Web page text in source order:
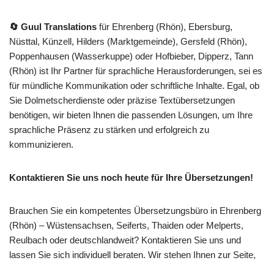
🔄 Guul Translations für Ehrenberg (Rhön), Ebersburg,
Nüsttal, Künzell, Hilders (Marktgemeinde), Gersfeld (Rhön),
Poppenhausen (Wasserkuppe) oder Hofbieber, Dipperz, Tann
(Rhön) ist Ihr Partner für sprachliche Herausforderungen, sei es
für mündliche Kommunikation oder schriftliche Inhalte. Egal, ob
Sie Dolmetscherdienste oder präzise Textübersetzungen
benötigen, wir bieten Ihnen die passenden Lösungen, um Ihre
sprachliche Präsenz zu stärken und erfolgreich zu
kommunizieren.
Kontaktieren Sie uns noch heute für Ihre Übersetzungen!
Brauchen Sie ein kompetentes Übersetzungsbüro in Ehrenberg
(Rhön) – Wüstensachsen, Seiferts, Thaiden oder Melperts,
Reulbach oder deutschlandweit? Kontaktieren Sie uns und
lassen Sie sich individuell beraten. Wir stehen Ihnen zur Seite,